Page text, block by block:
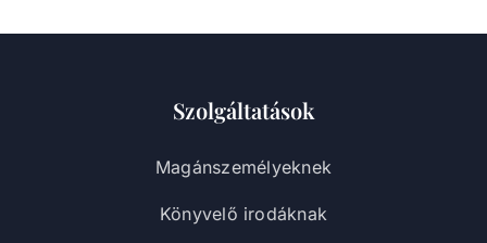
Szolgáltatások
Magánszemélyeknek
Könyvelő irodáknak